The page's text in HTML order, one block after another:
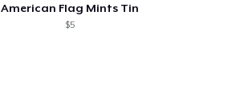
American Flag Mints Tin
$5